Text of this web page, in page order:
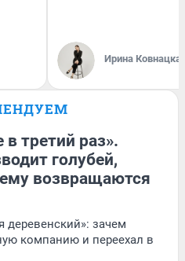
Ирина
третий раз».
голубей,
возвращаются
деревенский»: зачем
компанию и переехал в